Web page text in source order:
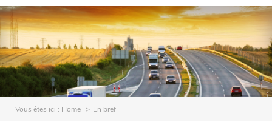
Vous êtes ici : Home En bref